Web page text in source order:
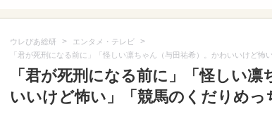
ウレぴあ総研 > エンタメ・テレビ >
「君が死刑になる前に」「怪しい凛ちゃん（与田祐希）。かわいいけど怖
「君が死刑になる前に」「怪しい
いいけど怖い」「競馬のくだりめっ